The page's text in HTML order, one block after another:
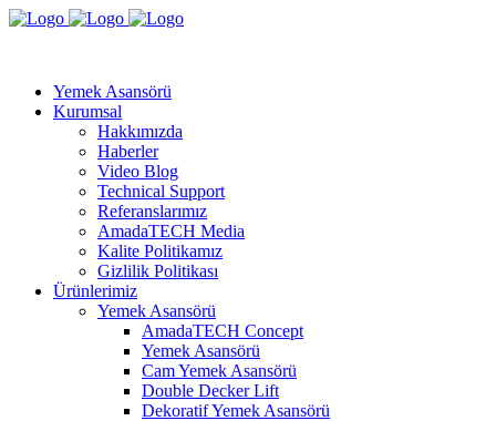
Yemek Asansörü
Kurumsal
Hakkımızda
Haberler
Video Blog
Technical Support
Referanslarımız
AmadaTECH Media
Kalite Politikamız
Gizlilik Politikası
Ürünlerimiz
Yemek Asansörü
AmadaTECH Concept
Yemek Asansörü
Cam Yemek Asansörü
Double Decker Lift
Dekoratif Yemek Asansörü